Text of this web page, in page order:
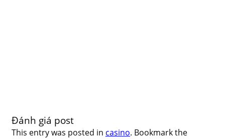
Đánh giá post
This entry was posted in casino. Bookmark the